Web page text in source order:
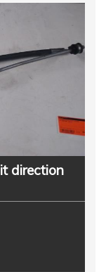
direction